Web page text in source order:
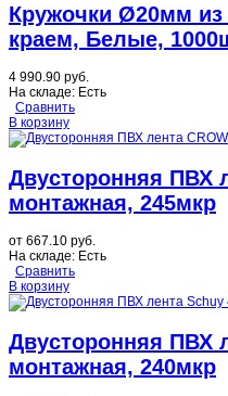
Кружочки Ø20мм из
краем, Белые,
4 990.90 руб.
На складе: Есть
Сравнить
В корзину
Двусторонняя ПВХ
монтажная, 245мкр
от 667.10 руб.
На складе: Есть
Сравнить
В корзину
Двусторонняя ПВХ
монтажная, 240мкр